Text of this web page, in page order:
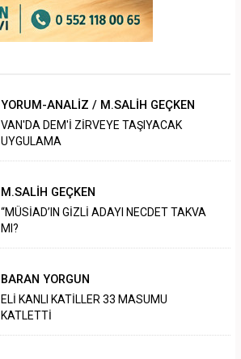
YORUM-ANALİZ / M.SALİH GEÇKEN
VAN'DA DEM'İ ZİRVEYE TAŞIYACAK
UYGULAMA
M.SALİH GEÇKEN
“MÜSİAD’IN GİZLİ ADAYI NECDET TAKVA
MI?
BARAN YORGUN
ELİ KANLI KATİLLER 33 MASUMU
KATLETTİ